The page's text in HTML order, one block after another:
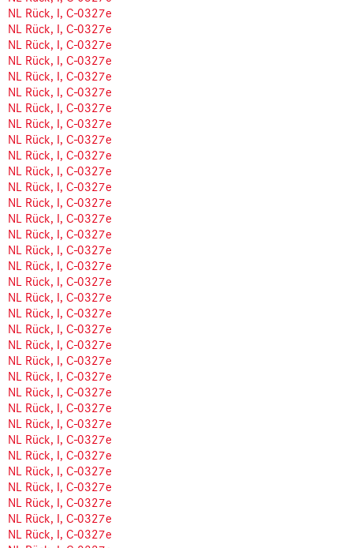
NL Rück, I, C-0327e
NL Rück, I, C-0327e
NL Rück, I, C-0327e
NL Rück, I, C-0327e
NL Rück, I, C-0327e
NL Rück, I, C-0327e
NL Rück, I, C-0327e
NL Rück, I, C-0327e
NL Rück, I, C-0327e
NL Rück, I, C-0327e
NL Rück, I, C-0327e
NL Rück, I, C-0327e
NL Rück, I, C-0327e
NL Rück, I, C-0327e
NL Rück, I, C-0327e
NL Rück, I, C-0327e
NL Rück, I, C-0327e
NL Rück, I, C-0327e
NL Rück, I, C-0327e
NL Rück, I, C-0327e
NL Rück, I, C-0327e
NL Rück, I, C-0327e
NL Rück, I, C-0327e
NL Rück, I, C-0327e
NL Rück, I, C-0327e
NL Rück, I, C-0327e
NL Rück, I, C-0327e
NL Rück, I, C-0327e
NL Rück, I, C-0327e
NL Rück, I, C-0327e
NL Rück, I, C-0327e
NL Rück, I, C-0327e
NL Rück, I, C-0327e
NL Rück, I, C-0327e